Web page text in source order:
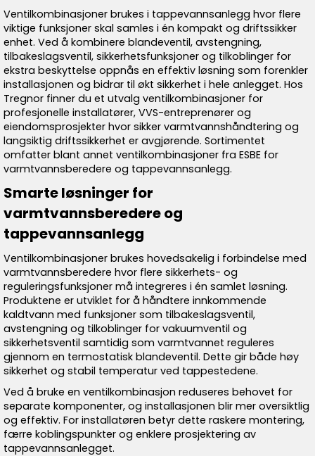
Ventilkombinasjoner brukes i tappevannsanlegg hvor flere
viktige funksjoner skal samles i én kompakt og driftssikker
enhet. Ved å kombinere blandeventil, avstengning,
tilbakeslagsventil, sikkerhetsfunksjoner og tilkoblinger for
ekstra beskyttelse oppnås en effektiv løsning som forenkler
installasjonen og bidrar til økt sikkerhet i hele anlegget. Hos
Tregnor finner du et utvalg ventilkombinasjoner for
profesjonelle installatører, VVS-entreprenører og
eiendomsprosjekter hvor sikker varmtvannshåndtering og
langsiktig driftssikkerhet er avgjørende. Sortimentet
omfatter blant annet ventilkombinasjoner fra ESBE for
varmtvannsberedere og tappevannsanlegg.
Smarte løsninger for
varmtvannsberedere og
tappevannsanlegg
Ventilkombinasjoner brukes hovedsakelig i forbindelse med
varmtvannsberedere hvor flere sikkerhets- og
reguleringsfunksjoner må integreres i én samlet løsning.
Produktene er utviklet for å håndtere innkommende
kaldtvann med funksjoner som tilbakeslagsventil,
avstengning og tilkoblinger for vakuumventil og
sikkerhetsventil samtidig som varmtvannet reguleres
gjennom en termostatisk blandeventil. Dette gir både høy
sikkerhet og stabil temperatur ved tappestedene.
Ved å bruke en ventilkombinasjon reduseres behovet for
separate komponenter, og installasjonen blir mer oversiktlig
og effektiv. For installatøren betyr dette raskere montering,
færre koblingspunkter og enklere prosjektering av
tappevannsanlegget.